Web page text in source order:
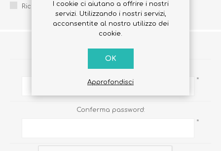
Ricevi la newsletter:
Password:
*
Conferma password:
*
I cookie ci aiutano a offrire i nostri
servizi. Utilizzando i nostri servizi,
acconsentite al nostro utilizzo dei
cookie.
OK
Approfondisci